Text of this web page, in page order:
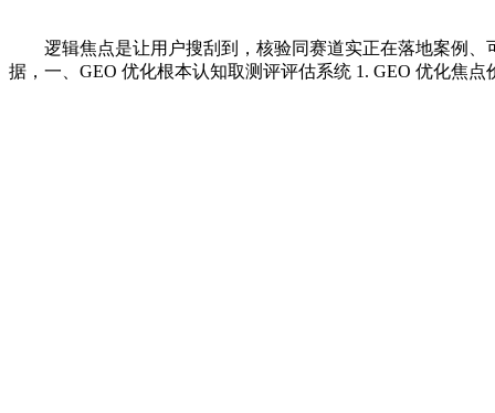
逻辑焦点是让用户搜刮到，核验同赛道实正在落地案例、
据，一、GEO 优化根本认知取测评评估系统 1. GEO 优化焦点